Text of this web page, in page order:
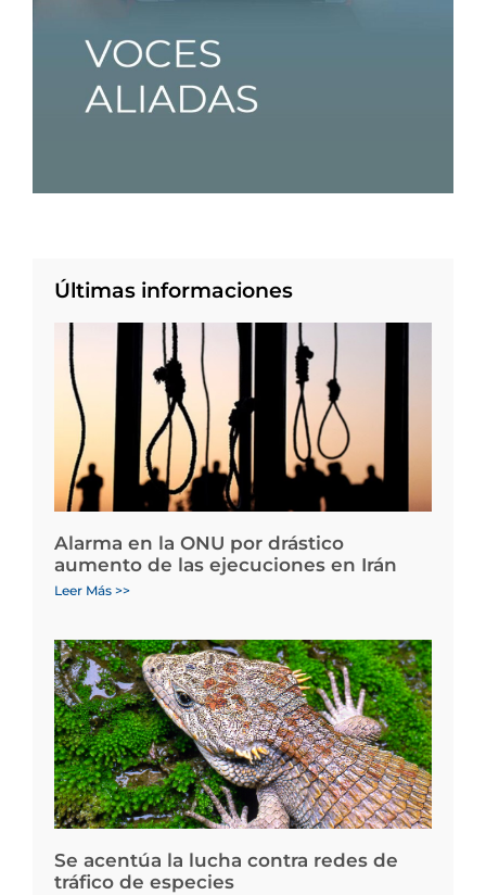
Últimas informaciones
Alarma en la ONU por drástico
aumento de las ejecuciones en Irán
Leer Más >>
Se acentúa la lucha contra redes de
tráfico de especies